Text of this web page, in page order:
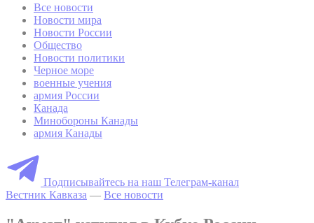
Все новости
Новости мира
Новости России
Общество
Новости политики
Черное море
военные учения
армия России
Канада
Минобороны Канады
армия Канады
Подписывайтесь на наш Телеграм-канал
Вестник Кавказа — Все новости